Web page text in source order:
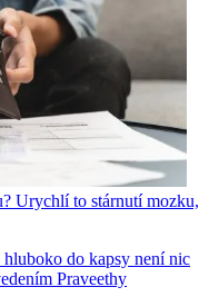
Urychlí to stárnutí mozku,
hluboko do kapsy není nic
Praveethy